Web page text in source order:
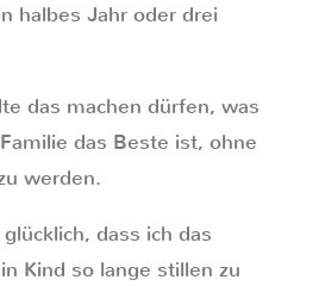
halbes Jahr oder drei
das machen dürfen, was
das Beste ist, ohne
werden.
dass ich das
Kind so lange stillen zu